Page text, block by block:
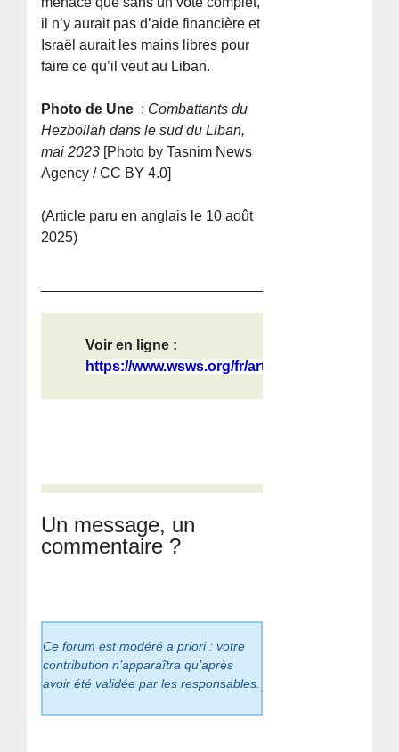
il n’y aurait pas d’aide financière et
Israël aurait les mains libres pour
faire ce qu’il veut au Liban.
Photo de Une : Combattants du
Hezbollah dans le sud du Liban,
mai 2023 [Photo by Tasnim News
Agency / CC BY 4.0]
(Article paru en anglais le 10 août
2025)
Voir en ligne :
https://www.wsws.org/fr/articles/20...
Un message, un
commentaire ?
Ce forum est modéré a priori : votre
contribution n’apparaîtra qu’après
avoir été validée par les responsables.